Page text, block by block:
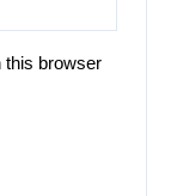
this browser